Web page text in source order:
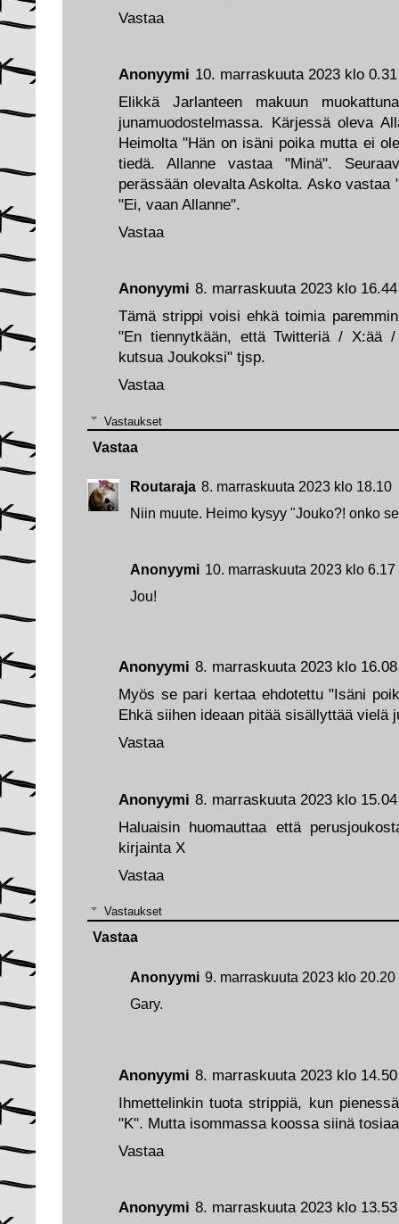
Anonyymi 8. marraskuuta 2023 klo 13.53
Anonyymi 8. marraskuuta 2023 klo 14.50
Ihmettelinkin tuota strippiä, kun
"K". Mutta isommassa koossa siinä
Vastaa
Anonyymi 8. marraskuuta 2023 klo 15.04
Haluaisin huomauttaa että
kirjainta X
Vastaa
Vastaukset
Anonyymi 9. marraskuuta 2023 klo 20.20
Gary.
Vastaa
Anonyymi 8. marraskuuta 2023 klo 16.08
Myös se pari kertaa ehdotettu "Isäni
Ehkä siihen ideaan pitää sisällyttää vielä
Vastaa
Anonyymi 8. marraskuuta 2023 klo 16.44
Tämä strippi voisi ehkä toimia
"En tiennytkään, että Twitteriä / X:ää /
kutsua Joukoksi" tjsp.
Vastaa
Vastaukset
Routaraja 8. marraskuuta 2023 klo 18.10
Niin muute. Heimo kysyy "Jouko?! onko
Anonyymi 10. marraskuuta 2023 klo 6.17
Jou!
Vastaa
Anonyymi 10. marraskuuta 2023 klo 0.31
Elikkä Jarlanteen makuun
junamuodostelmassa. Kärjessä oleva
Heimolta "Hän on isäni poika mutta ei
tiedä. Allanne vastaa "Minä".
perässään olevalta Askolta. Asko vastaa
"Ei, vaan Allanne".
Vastaa
Vastaa